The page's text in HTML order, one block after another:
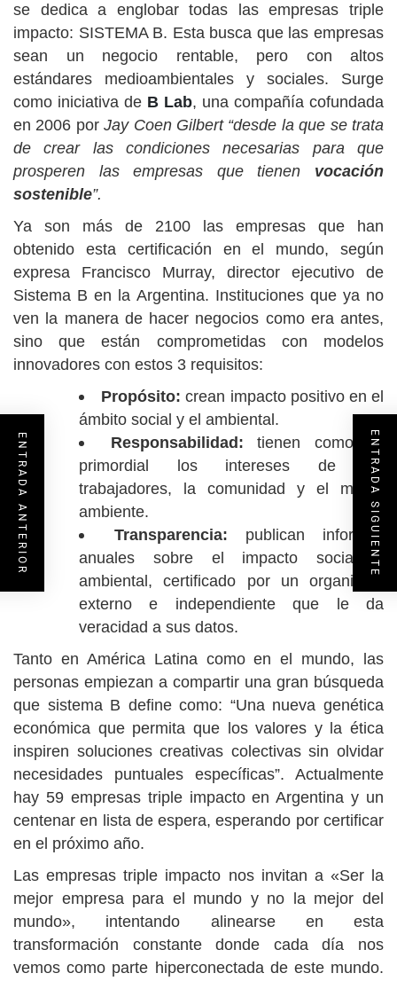
se dedica a englobar todas las empresas triple
impacto: SISTEMA B. Esta busca que las empresas
sean un negocio rentable, pero con altos
estándares medioambientales y sociales. Surge
como iniciativa de B Lab, una compañía cofundada
en 2006 porJay Coen Gilbert “desde la que se trata
de crear las condiciones necesarias para que
prosperen las empresas que tienen vocación
sostenible”.
Ya son más de 2100 las empresas que han
obtenido esta certificación en el mundo, según
expresa Francisco Murray, director ejecutivo de
Sistema B en la Argentina. Instituciones que ya no
ven la manera de hacer negocios como era antes,
sino que están comprometidas con modelos
innovadores con estos 3 requisitos:
Propósito: crean impacto positivo en el
ámbito social y el ambiental.
Responsabilidad: tienen como fin
primordial los intereses de los
trabajadores, la comunidad y el medio
ambiente.
Transparencia: publican informes
anuales sobre el impacto social y
ambiental, certificado por un organismo
externo e independiente que le da
veracidad a sus datos.
Tanto en América Latina como en el mundo, las
personas empiezan a compartir una gran búsqueda
que sistema B define como: “Una nueva genética
económica que permita que los valores y la ética
inspiren soluciones creativas colectivas sin olvidar
necesidades puntuales específicas”. Actualmente
hay 59 empresas triple impacto en Argentina y un
centenar en lista de espera, esperando por certificar
en el próximo año.
Las empresas triple impacto nos invitan a «Ser la
mejor empresa para el mundo y no la mejor del
mundo», intentando alinearse en esta
transformación constante donde cada día nos
vemos como parte hiperconectada de este mundo.
ENTRADA ANTERIOR ENTRADA SIGUIENTE